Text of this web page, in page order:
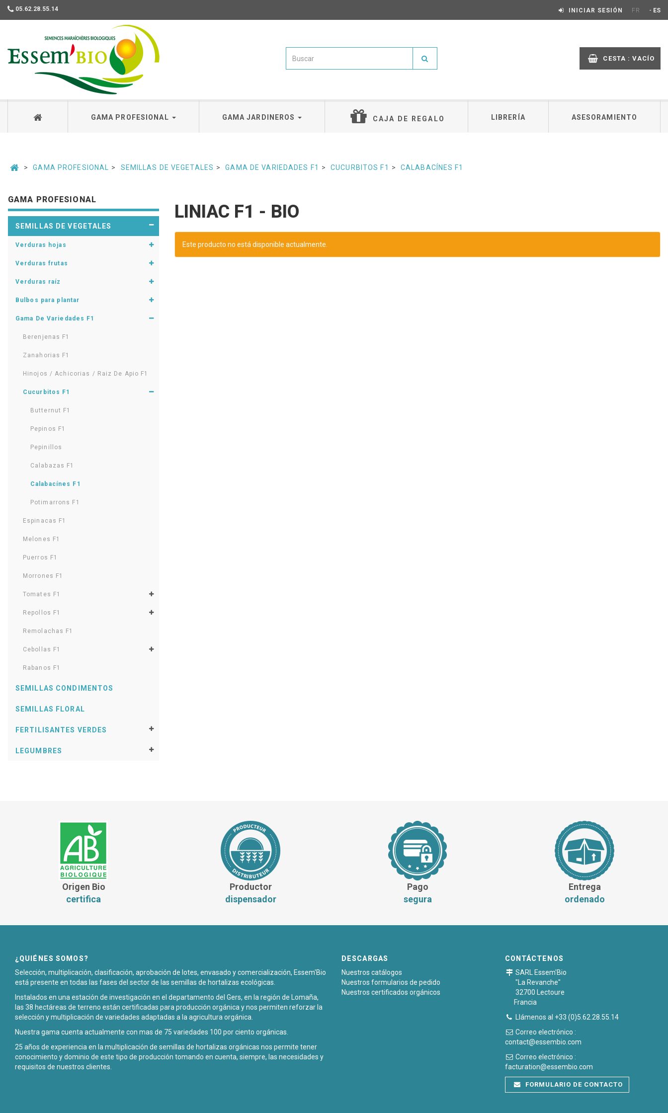
05.62.28.55.14 INICIAR SESIÓN FR - ES
CESTA : VACÍO
GAMA PROFESIONAL GAMA JARDINEROS CAJA DE REGALO LIBRERÍA ASESORAMIENTO
GAMA PROFESIONAL SEMILLAS DE VEGETALES GAMA DE VARIEDADES F1 CUCURBITOS F1 CALABACÍNES F1
GAMA PROFESIONAL
SEMILLAS DE VEGETALES
Verduras hojas
Verduras frutas
Verduras raíz
Bulbos para plantar
Gama De Variedades F1
Berenjenas F1
Zanahorias F1
Hinojos / Achicorias / Raiz De Apio F1
Cucurbitos F1
Butternut F1
Pepinos F1
Pepinillos
Calabazas F1
Calabacínes F1
Potimarrons F1
Espinacas F1
Melones F1
Puerros F1
Morrones F1
Tomates F1
Repollos F1
Remolachas F1
Cebollas F1
Rabanos F1
SEMILLAS CONDIMENTOS
SEMILLAS FLORAL
FERTILISANTES VERDES
LEGUMBRES
LINIAC F1 - BIO
Este producto no está disponible actualmente.
Origen Bio
certifica
Productor
dispensador
Pago
segura
Entrega
ordenado
¿QUIÉNES SOMOS?
Selección, multiplicación, clasificación, aprobación de lotes, envasado y comercialización, Essem'Bio
está presente en todas las fases del sector de las semillas de hortalizas ecológicas.
Instalados en una estación de investigación en el departamento del Gers, en la región de Lomaña,
las 38 hectáreas de terreno están certificadas para producción orgánica y nos permiten reforzar la
selección y multiplicación de variedades adaptadas a la agricultura orgánica.
Nuestra gama cuenta actualmente con mas de 75 variedades 100 por ciento orgánicas.
25 años de experiencia en la multiplicación de semillas de hortalizas orgánicas nos permite tener
conocimiento y dominio de este tipo de producción tomando en cuenta, siempre, las necesidades y
requisitos de nuestros clientes.
DESCARGAS
Nuestros catálogos
Nuestros formularios de pedido
Nuestros certificados orgánicos
CONTÁCTENOS
SARL Essem'Bio
"La Revanche"
32700 Lectoure
Francia
Llámenos al +33 (0)5.62.28.55.14
Correo electrónico :
contact@essembio.com
Correo electrónico :
facturation@essembio.com
FORMULARIO DE CONTACTO